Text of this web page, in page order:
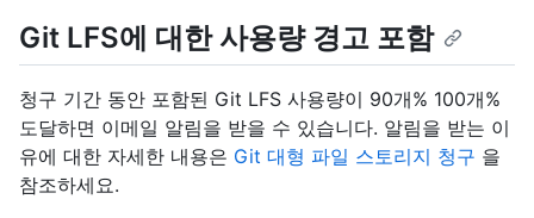
Git LFS에 대한 사용량 경고 포함
청구 기간 동안 포함된 Git LFS 사용량이 90개% 100개%
도달하면 이메일 알림을 받을 수 있습니다. 알림을 받는 이
유에 대한 자세한 내용은 Git 대형 파일 스토리지 청구 을
참조하세요.